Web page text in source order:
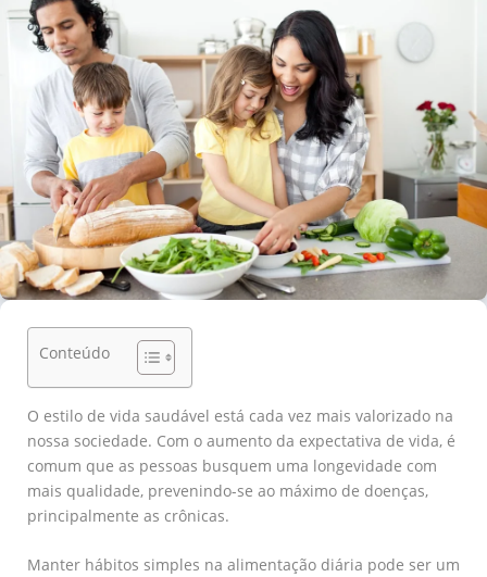
Conteúdo
O estilo de vida saudável está cada vez mais valorizado na
nossa sociedade. Com o aumento da expectativa de vida, é
comum que as pessoas busquem uma longevidade com
mais qualidade, prevenindo-se ao máximo de doenças,
principalmente as crônicas.
Manter hábitos simples na alimentação diária pode ser um